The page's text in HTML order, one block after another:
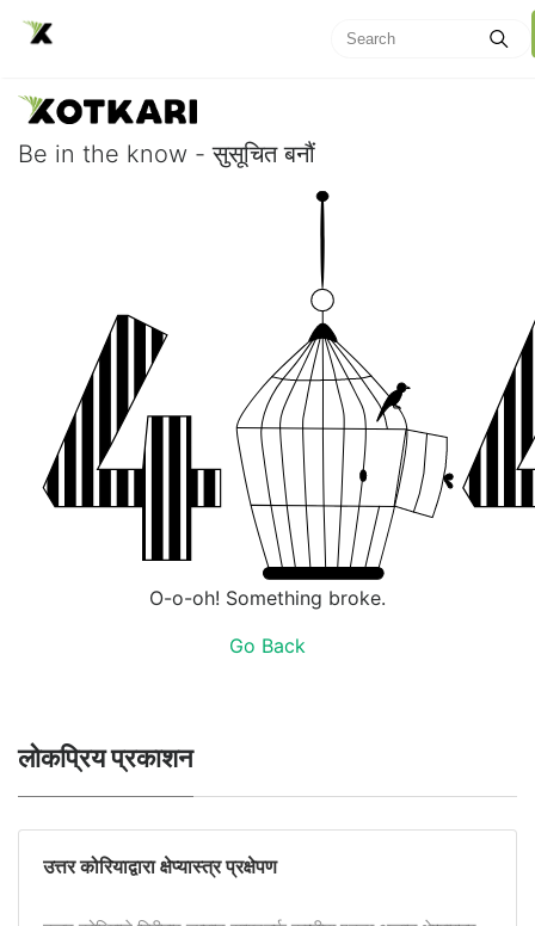
Be in the know - सुसूचित बनौं
O-o-oh! Something broke.
Go Back
लोकप्रिय प्रकाशन
उत्तर कोरियाद्वारा क्षेप्यास्त्र प्रक्षेपण